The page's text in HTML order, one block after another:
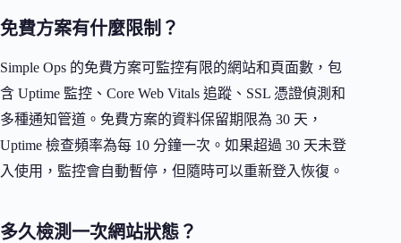
免費方案有什麼限制？
Simple Ops 的免費方案可監控有限的網站和頁面數，包
含 Uptime 監控、Core Web Vitals 追蹤、SSL 憑證偵測和
多種通知管道。免費方案的資料保留期限為 30 天，
Uptime 檢查頻率為每 10 分鐘一次。如果超過 30 天未登
入使用，監控會自動暫停，但隨時可以重新登入恢復。
多久檢測一次網站狀態？